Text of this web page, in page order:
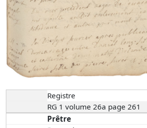
Registre
RG 1 volume 26a page 261
Prêtre